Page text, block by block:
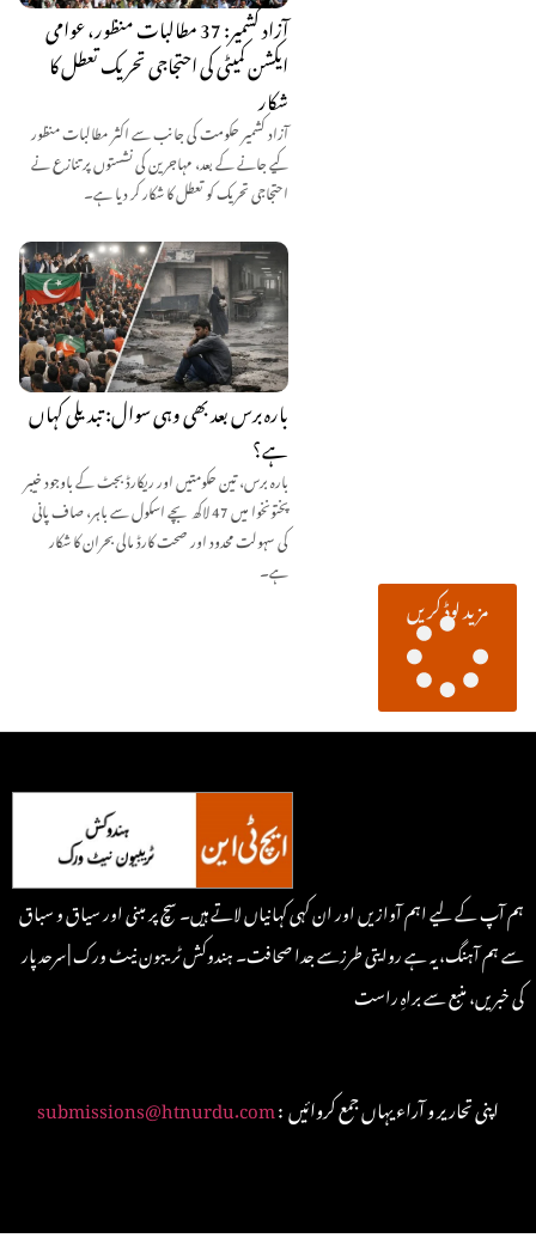
آزاد کشمیر: 37 مطالبات منظور، عوامی
ایکشن کمیٹی کی احتجاجی تحریک تعطل کا
شکار
آزاد کشمیر حکومت کی جانب سے اکثر مطالبات منظور
کیے جانے کے بعد، مہاجرین کی نشستوں پر تنازع نے
احتجاجی تحریک کو تعطل کا شکار کر دیا ہے۔
بارہ برس بعد بھی وہی سوال: تبدیلی کہاں
ہے؟
بارہ برس، تین حکومتیں اور ریکارڈ بجٹ کے باوجود خیبر
پختونخوا میں 47 لاکھ بچے اسکول سے باہر، صاف پانی
کی سہولت محدود اور صحت کارڈ مالی بحران کا شکار
ہے۔
مزید لوڈ کریں
ہم آپ کے لیے اہم آوازیں اور ان کہی کہانیاں لاتے ہیں۔ سچ پر مبنی اور سیاق و سباق
سے ہم آہنگ، یہ ہے روایتی طرزسے جدا صحافت۔ ہندوکش ٹریبون نیٹ ورک | سرحد پار
کی خبریں، منبع سے براہِ راست
submissions@htnurdu.com : اپنی تحاریر و آراء یہاں جمع کروائیں